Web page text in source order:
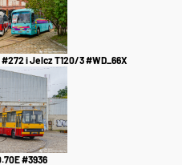
#272 i Jelcz T120/3 #WD_66X
#3936